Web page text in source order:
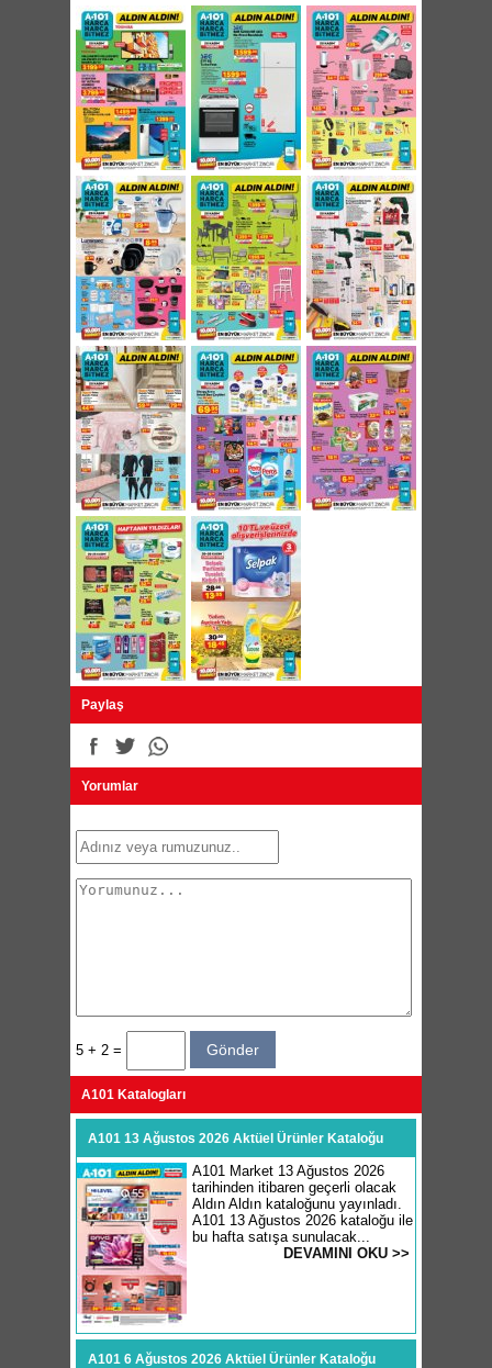
Piranha Dijital Kumpas 49,95 TL
Piranha Lehim Havya Seti 49,95 TL
Piranha Şarj Edilebilir LED Işıldak 69,95 TL
Piranha Şarj Edilebilir El Feneri 34,95 TL
Kaymaz Taban Saçaklı Yolluk 80x150cm
44,95 TL
Kaymaz Taban Saçaklı Yolluk 80x200cm
59,95 TL
Kaymaz Taban Saçaklı Yolluk 80x300cm
79,95 TL
Lüks Pamuklu Tek Kişilik Battaniye 42,95 TL
Lüks Pamuklu Çift Kişilik Battaniye 49,95 TL
Dijital Baskılı Kaymaz Banyo Klozet Takımı
2'li 37,95 TL
Keçeli Ütü Masası Kılıfı 14,95 TL
Silk&Blue Bay / Bayan Termal Üst İçlik 29,95
TL
Silk&Blue Bay Soket Çorap 3'lü 12,95 TL
Silk&Blue Bay / Bayan Termal Alt İçlik 29,95
TL
Paylaş
Yorumlar
5 + 2 =
A101 Katalogları
A101 13 Ağustos 2026 Aktüel Ürünler Kataloğu
A101 Market 13 Ağustos 2026
tarihinden itibaren geçerli olacak
Aldın Aldın kataloğunu yayınladı.
A101 13 Ağustos 2026 kataloğu ile
bu hafta satışa sunulacak...
DEVAMINI OKU >>
A101 6 Ağustos 2026 Aktüel Ürünler Kataloğu